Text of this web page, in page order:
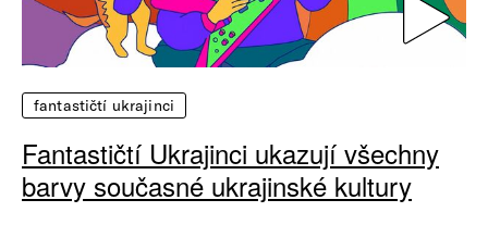
fantastičtí ukrajinci
Fantastičtí Ukrajinci ukazují všechny
barvy současné ukrajinské kultury